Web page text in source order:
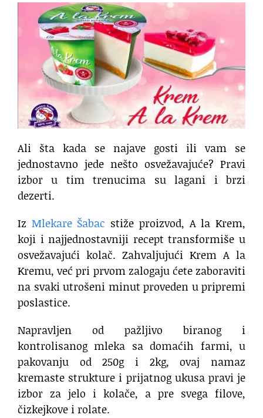
Ali šta kada se najave gosti ili vam se
jednostavno jede nešto osvežavajuće? Pravi
izbor u tim trenucima su lagani i brzi
dezerti.
Iz Mlekare Šabac stiže proizvod, A la Krem,
koji i najjednostavniji recept transformiše u
osvežavajući kolač. Zahvaljujući Krem A la
Kremu, već pri prvom zalogaju ćete zaboraviti
na svaki utrošeni minut proveden u pripremi
poslastice.
Napravljen od pažljivo biranog i
kontrolisanog mleka sa domaćih farmi, u
pakovanju od 250g i 2kg, ovaj namaz
kremaste strukture i prijatnog ukusa pravi je
izbor za jelo i kolače, a pre svega filove,
čizkejkove i rolate.